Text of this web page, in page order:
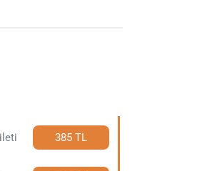
385 TL